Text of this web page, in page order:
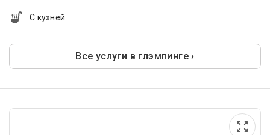
С кухней
Все услуги в глэмпинге ›